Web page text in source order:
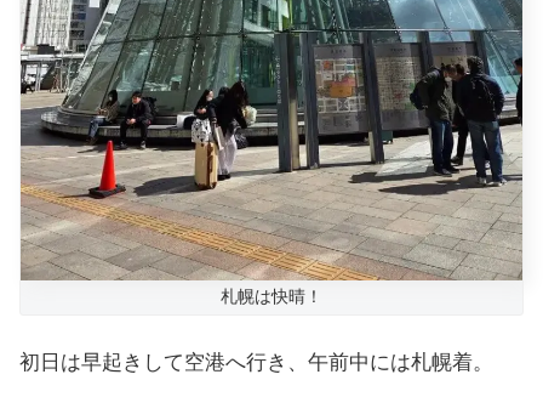
札幌は快晴！
初日は早起きして空港へ行き、午前中には札幌着。